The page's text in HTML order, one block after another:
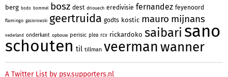
berg bodo bommel bosz dest driouech eredivisie fernandez feyenoord
flamingo gasiorowski geertruida godts kostic mauro mijnans
nederland onderkant opbouw perisic plea rcv rickardoko saibari sano
schouten til tillman veermanwanner
A Twitter List by psv.supporters.nl